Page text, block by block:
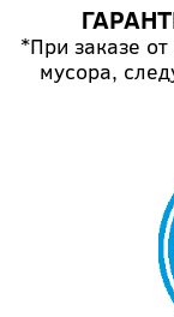
*При заказе
мусора,